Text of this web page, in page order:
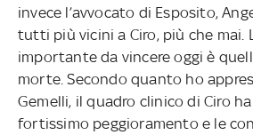
invece l’avvocato di Esposito,
tutti più vicini a Ciro, più che mai.
importante da vincere oggi è
morte. Secondo quanto ho
Gemelli, il quadro clinico di Ciro
fortissimo peggioramento e le